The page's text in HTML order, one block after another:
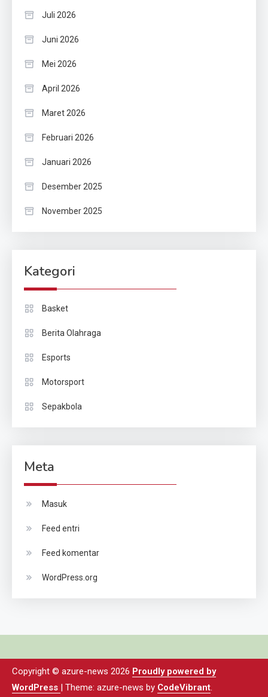
Juli 2026
Juni 2026
Mei 2026
April 2026
Maret 2026
Februari 2026
Januari 2026
Desember 2025
November 2025
Kategori
Basket
Berita Olahraga
Esports
Motorsport
Sepakbola
Meta
Masuk
Feed entri
Feed komentar
WordPress.org
Copyright © azure-news 2026 Proudly powered by
WordPress | Theme: azure-news by CodeVibrant